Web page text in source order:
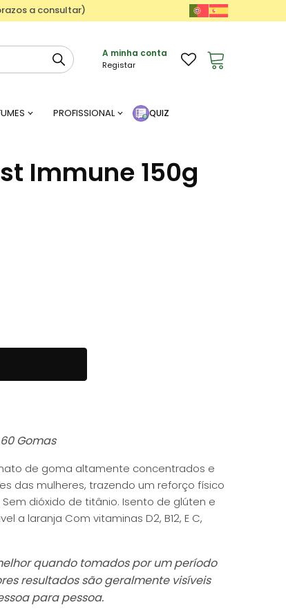
a consultar)
A minha conta
Registar
PROFISSIONAL QUIZ
Immune 150g
Gomas
de goma altamente concentrados e
das mulheres, trazendo um reforço físico
dióxido de titânio. Isento de glúten e
a laranja Com vitaminas D2, B12, E C,
quando tomados por um período
resultados são geralmente visíveis
para pessoa.